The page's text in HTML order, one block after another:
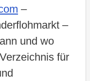
–
–
und wo
für